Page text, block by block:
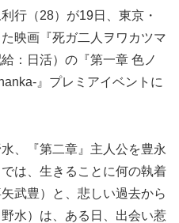
行（28）が19日、東京・
映画『死ガ二人ヲワカツマ
：日活）の『第一章 色ノ
』プレミアイベントに
、『第二章』主人公を豊永
は、生きることに何の執着
武豊）と、悲しい過去から
水）は、ある日、出会い惹